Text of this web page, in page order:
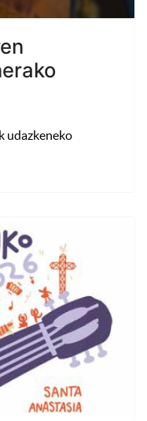
udazkeneko